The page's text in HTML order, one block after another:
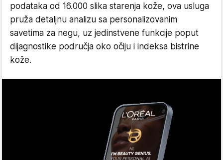
podataka od 16.000 slika starenja kože, ova usluga
pruža detaljnu analizu sa personalizovanim
savetima za negu, uz jedinstvene funkcije poput
dijagnostike područja oko očiju i indeksa bistrine
kože.